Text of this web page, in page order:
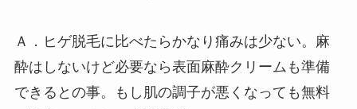
Ａ．ヒゲ脱毛に比べたらかなり痛みは少ない。麻
酔はしないけど必要なら表面麻酔クリームも準備
できるとの事。もし肌の調子が悪くなっても無料